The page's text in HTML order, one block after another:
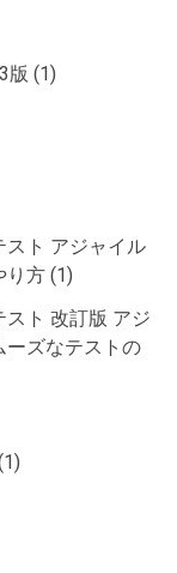
版 (1)
スト アジャイル
り方 (1)
ト 改訂版 アジ
ーズなテストの